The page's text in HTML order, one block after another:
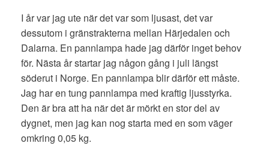
I år var jag ute när det var som ljusast, det var
dessutom i gränstrakterna mellan Härjedalen och
Dalarna. En pannlampa hade jag därför inget behov
för. Nästa år startar jag någon gång i juli längst
söderut i Norge. En pannlampa blir därför ett måste.
Jag har en tung pannlampa med kraftig ljusstyrka.
Den är bra att ha när det är mörkt en stor del av
dygnet, men jag kan nog starta med en som väger
omkring 0,05 kg.